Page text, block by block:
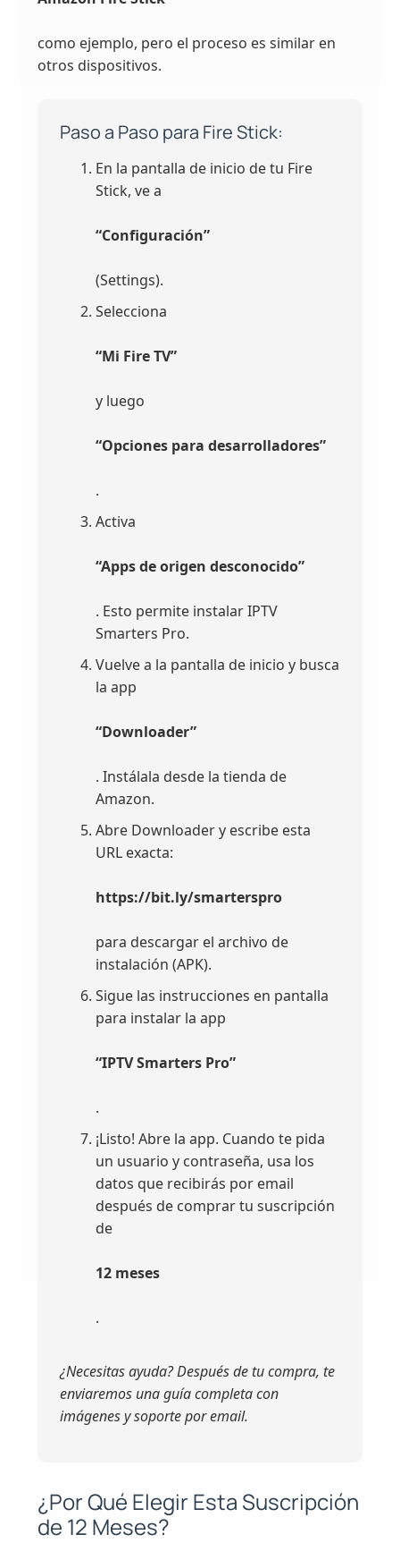
como ejemplo, pero el proceso es similar en
otros dispositivos.
Paso a Paso para Fire Stick:
En la pantalla de inicio de tu Fire
Stick, ve a
“Configuración”
(Settings).
Selecciona
“Mi Fire TV”
y luego
“Opciones para desarrolladores”
.
Activa
“Apps de origen desconocido”
. Esto permite instalar IPTV
Smarters Pro.
Vuelve a la pantalla de inicio y busca
la app
“Downloader”
. Instálala desde la tienda de
Amazon.
Abre Downloader y escribe esta
URL exacta:
https://bit.ly/smarterspro
para descargar el archivo de
instalación (APK).
Sigue las instrucciones en pantalla
para instalar la app
“IPTV Smarters Pro”
.
¡Listo! Abre la app. Cuando te pida
un usuario y contraseña, usa los
datos que recibirás por email
después de comprar tu suscripción
de
12 meses
.
¿Necesitas ayuda? Después de tu compra, te
enviaremos una guía completa con
imágenes y soporte por email.
¿Por Qué Elegir Esta Suscripción
de 12 Meses?